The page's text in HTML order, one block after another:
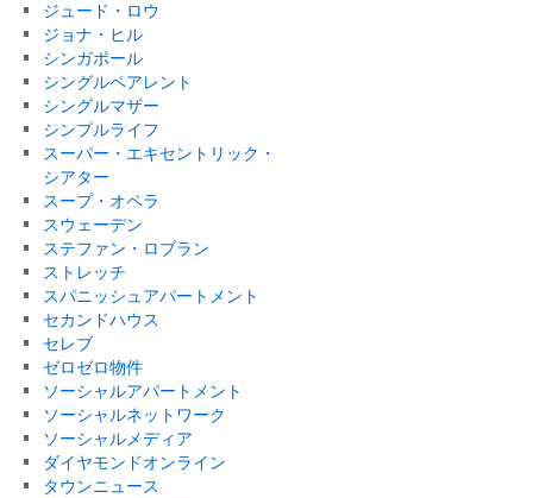
ジュード・ロウ
ジョナ・ヒル
シンガポール
シングルペアレント
シングルマザー
シンプルライフ
スーパー・エキセントリック・
シアター
スープ・オペラ
スウェーデン
ステファン・ロブラン
ストレッチ
スパニッシュアパートメント
セカンドハウス
セレブ
ゼロゼロ物件
ソーシャルアパートメント
ソーシャルネットワーク
ソーシャルメディア
ダイヤモンドオンライン
タウンニュース